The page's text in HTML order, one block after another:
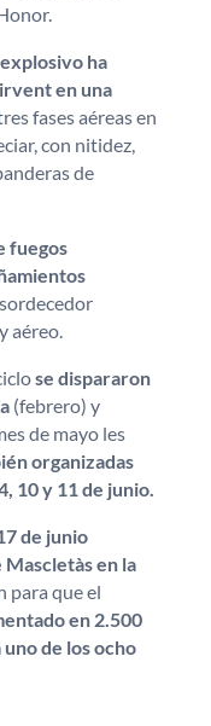
ha
en una
fases aéreas en
con nitidez,
de
fuegos
aéreo.
se dispararon
(febrero) y
de mayo les
organizadas
10 y 11 de junio.
de junio
en la
para que el
en 2.500
de los ocho